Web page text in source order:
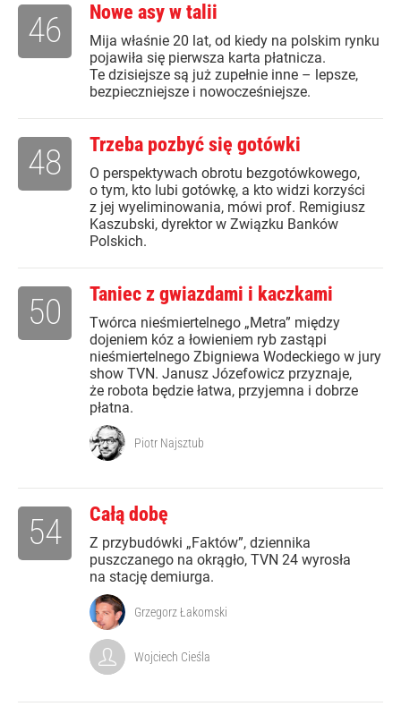
Nowe asy w talii
Mija właśnie 20 lat, od kiedy na polskim rynku
pojawiła się pierwsza karta płatnicza.
Te dzisiejsze są już zupełnie inne – lepsze,
bezpieczniejsze i nowocześniejsze.
46
Trzeba pozbyć się gotówki
O perspektywach obrotu bezgotówkowego,
o tym, kto lubi gotówkę, a kto widzi korzyści
z jej wyeliminowania, mówi prof. Remigiusz
Kaszubski, dyrektor w Związku Banków
Polskich.
48
Taniec z gwiazdami i kaczkami
Twórca nieśmiertelnego „Metra” między
dojeniem kóz a łowieniem ryb zastąpi
nieśmiertelnego Zbigniewa Wodeckiego w jury
show TVN. Janusz Józefowicz przyznaje,
że robota będzie łatwa, przyjemna i dobrze
płatna.
50
Piotr Najsztub
Całą dobę
Z przybudówki „Faktów”, dziennika
puszczanego na okrągło, TVN 24 wyrosła
na stację demiurga.
54
Grzegorz Łakomski
Wojciech Cieśla